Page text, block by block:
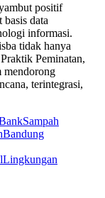
positif
data
informasi.
tidak hanya
Peminatan,
mendorong
terintegrasi,